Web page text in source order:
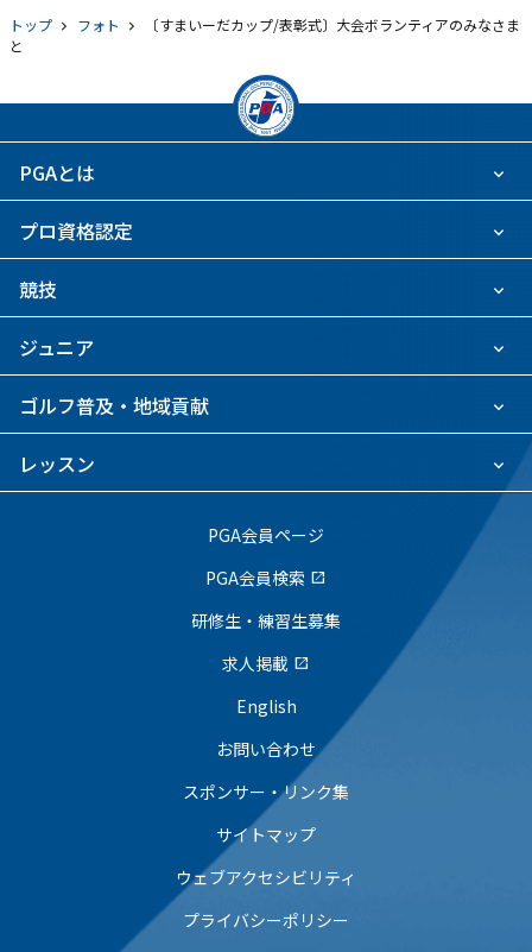
トップ フォト
〔すまいーだカップ/表彰式〕大会ボランティアのみなさま
と
PGAとは
プロ資格認定
競技
ジュニア
ゴルフ普及・地域貢献
レッスン
PGA会員ページ
PGA会員検索 open_in_new
研修生・練習生募集
求人掲載 open_in_new
English
お問い合わせ
スポンサー・リンク集
サイトマップ
ウェブアクセシビリティ
プライバシーポリシー